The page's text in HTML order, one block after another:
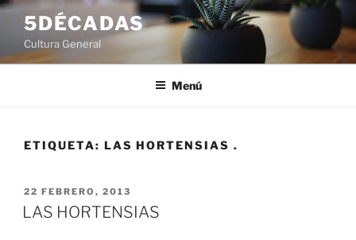
Saltar
contenido
5DÉCADAS
Cultura General
Menú
ETIQUETA: LAS HORTENSIAS .
PUBLICADO
EL
22 FEBRERO, 2013
LAS HORTENSIAS